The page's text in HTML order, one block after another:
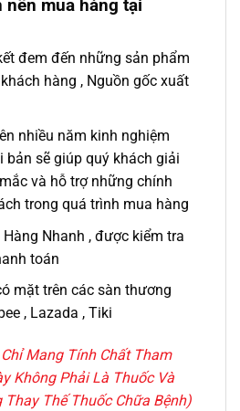
nên mua hàng tại
đem đến những sản phẩm
hàng , Nguồn gốc xuất
nhiều năm kinh nghiệm
sẽ giúp quý khách giải
và hỗ trợ những chính
trong quá trình mua hàng
Nhanh , được kiểm tra
toán
mặt trên các sàn thương
, Lazada , Tiki
Mang Tính Chất Tham
Không Phải Là Thuốc Và
Thay Thế Thuốc Chữa Bệnh)